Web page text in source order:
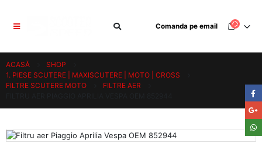
Comanda pe email
ACASĂ
SHOP
1. PIESE SCUTERE | MAXISCUTERE | MOTO | CROSS
FILTRE SCUTERE MOTO
FILTRE AER